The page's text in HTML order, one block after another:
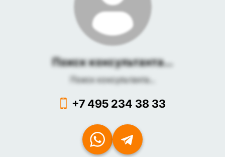
Поиск консультанта...
Поиск консультанта...
+7 495 234 38 33